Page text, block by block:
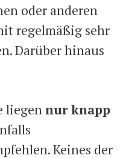
oder anderen
regelmäßig sehr
Darüber hinaus
liegennur knapp
Keines der